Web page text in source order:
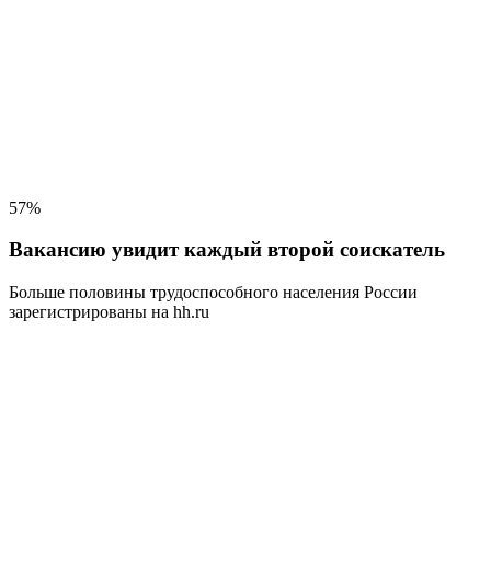
57%
Вакансию увидит каждый второй соискатель
Больше половины трудоспособного населения России
зарегистрированы на hh.ru